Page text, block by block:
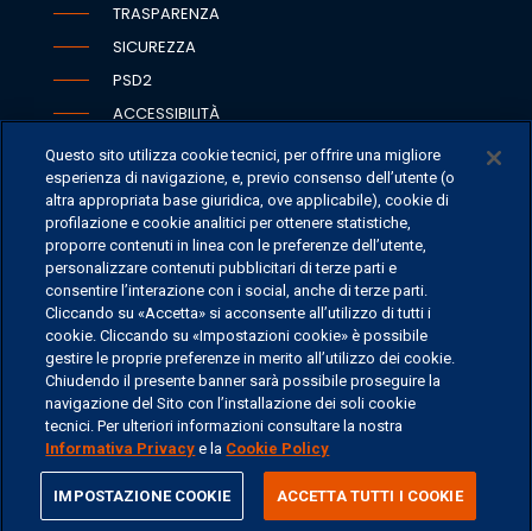
TRASPARENZA
SICUREZZA
PSD2
ACCESSIBILITÀ
SEDI
CONTATTI
CONTATTI PER I MEDIA
FAQ
LAVORA CON NOI
©2026 ERSEL BANCA PRIVATA - P.IVA 11894590154
Questo sito utilizza cookie tecnici, per offrire una migliore
esperienza di navigazione, e, previo consenso dell’utente (o
altra appropriata base giuridica, ove applicabile), cookie di
profilazione e cookie analitici per ottenere statistiche,
proporre contenuti in linea con le preferenze dell’utente,
personalizzare contenuti pubblicitari di terze parti e
consentire l’interazione con i social, anche di terze parti.
Cliccando su «Accetta» si acconsente all’utilizzo di tutti i
cookie. Cliccando su «Impostazioni cookie» è possibile
gestire le proprie preferenze in merito all’utilizzo dei cookie.
Chiudendo il presente banner sarà possibile proseguire la
navigazione del Sito con l’installazione dei soli cookie
tecnici. Per ulteriori informazioni consultare la nostra
Informativa Privacy e la Cookie Policy
IMPOSTAZIONE COOKIE ACCETTA TUTTI I COOKIE